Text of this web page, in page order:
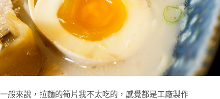
一般來說，拉麵的筍片我不太吃的，感覺都是工廠製作